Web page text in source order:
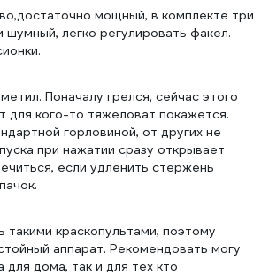
мощный, в комплекте три
легко регулировать факел.
Поначалу грелся, сейчас этого
для кого-то тяжеловат покажется.
горловиной, от других не
при нажатии сразу открывает
если удленить стержень
такими краскопультами, поэтому
аппарат. Рекомендовать могу
для дома, так и для тех кто